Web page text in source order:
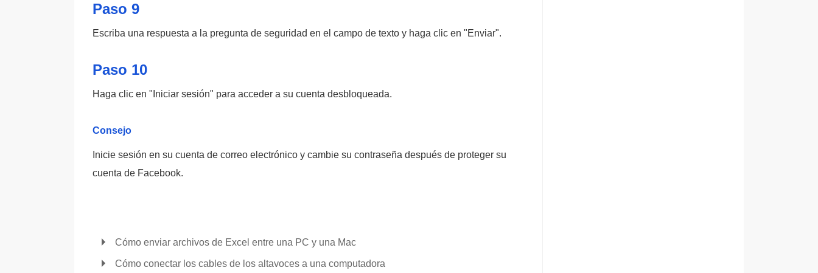
Paso 9
Escriba una respuesta a la pregunta de seguridad en el campo de texto y haga clic en "Enviar".
Paso 10
Haga clic en "Iniciar sesión" para acceder a su cuenta desbloqueada.
Consejo
Inicie sesión en su cuenta de correo electrónico y cambie su contraseña después de proteger su
cuenta de Facebook.
Cómo enviar archivos de Excel entre una PC y una Mac
Cómo conectar los cables de los altavoces a una computadora